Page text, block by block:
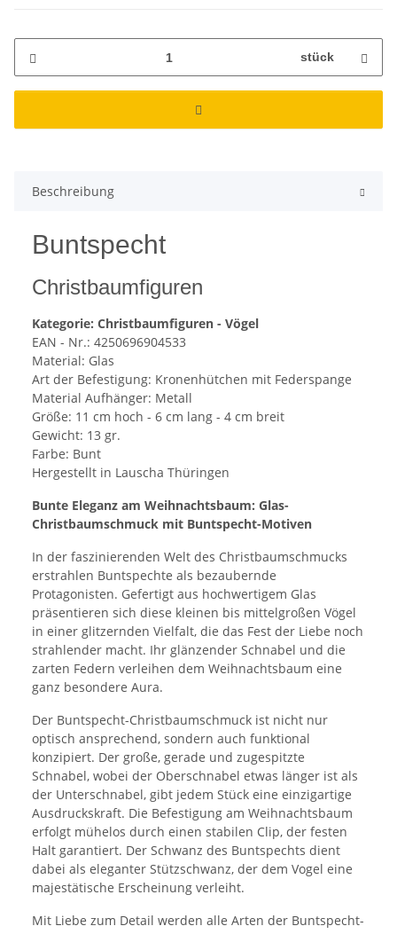
stück
Beschreibung
Buntspecht
Christbaumfiguren
Kategorie: Christbaumfiguren - Vögel
EAN - Nr.: 4250696904533
Material: Glas
Art der Befestigung: Kronenhütchen mit Federspange
Material Aufhänger: Metall
Größe: 11 cm hoch - 6 cm lang - 4 cm breit
Gewicht: 13 gr.
Farbe: Bunt
Hergestellt in Lauscha Thüringen
Bunte Eleganz am Weihnachtsbaum: Glas-
Christbaumschmuck mit Buntspecht-Motiven
In der faszinierenden Welt des Christbaumschmucks
erstrahlen Buntspechte als bezaubernde
Protagonisten. Gefertigt aus hochwertigem Glas
präsentieren sich diese kleinen bis mittelgroßen Vögel
in einer glitzernden Vielfalt, die das Fest der Liebe noch
strahlender macht. Ihr glänzender Schnabel und die
zarten Federn verleihen dem Weihnachtsbaum eine
ganz besondere Aura.
Der Buntspecht-Christbaumschmuck ist nicht nur
optisch ansprechend, sondern auch funktional
konzipiert. Der große, gerade und zugespitzte
Schnabel, wobei der Oberschnabel etwas länger ist als
der Unterschnabel, gibt jedem Stück eine einzigartige
Ausdruckskraft. Die Befestigung am Weihnachtsbaum
erfolgt mühelos durch einen stabilen Clip, der festen
Halt garantiert. Der Schwanz des Buntspechts dient
dabei als eleganter Stützschwanz, der dem Vogel eine
majestätische Erscheinung verleiht.
Mit Liebe zum Detail werden alle Arten der Buntspecht-